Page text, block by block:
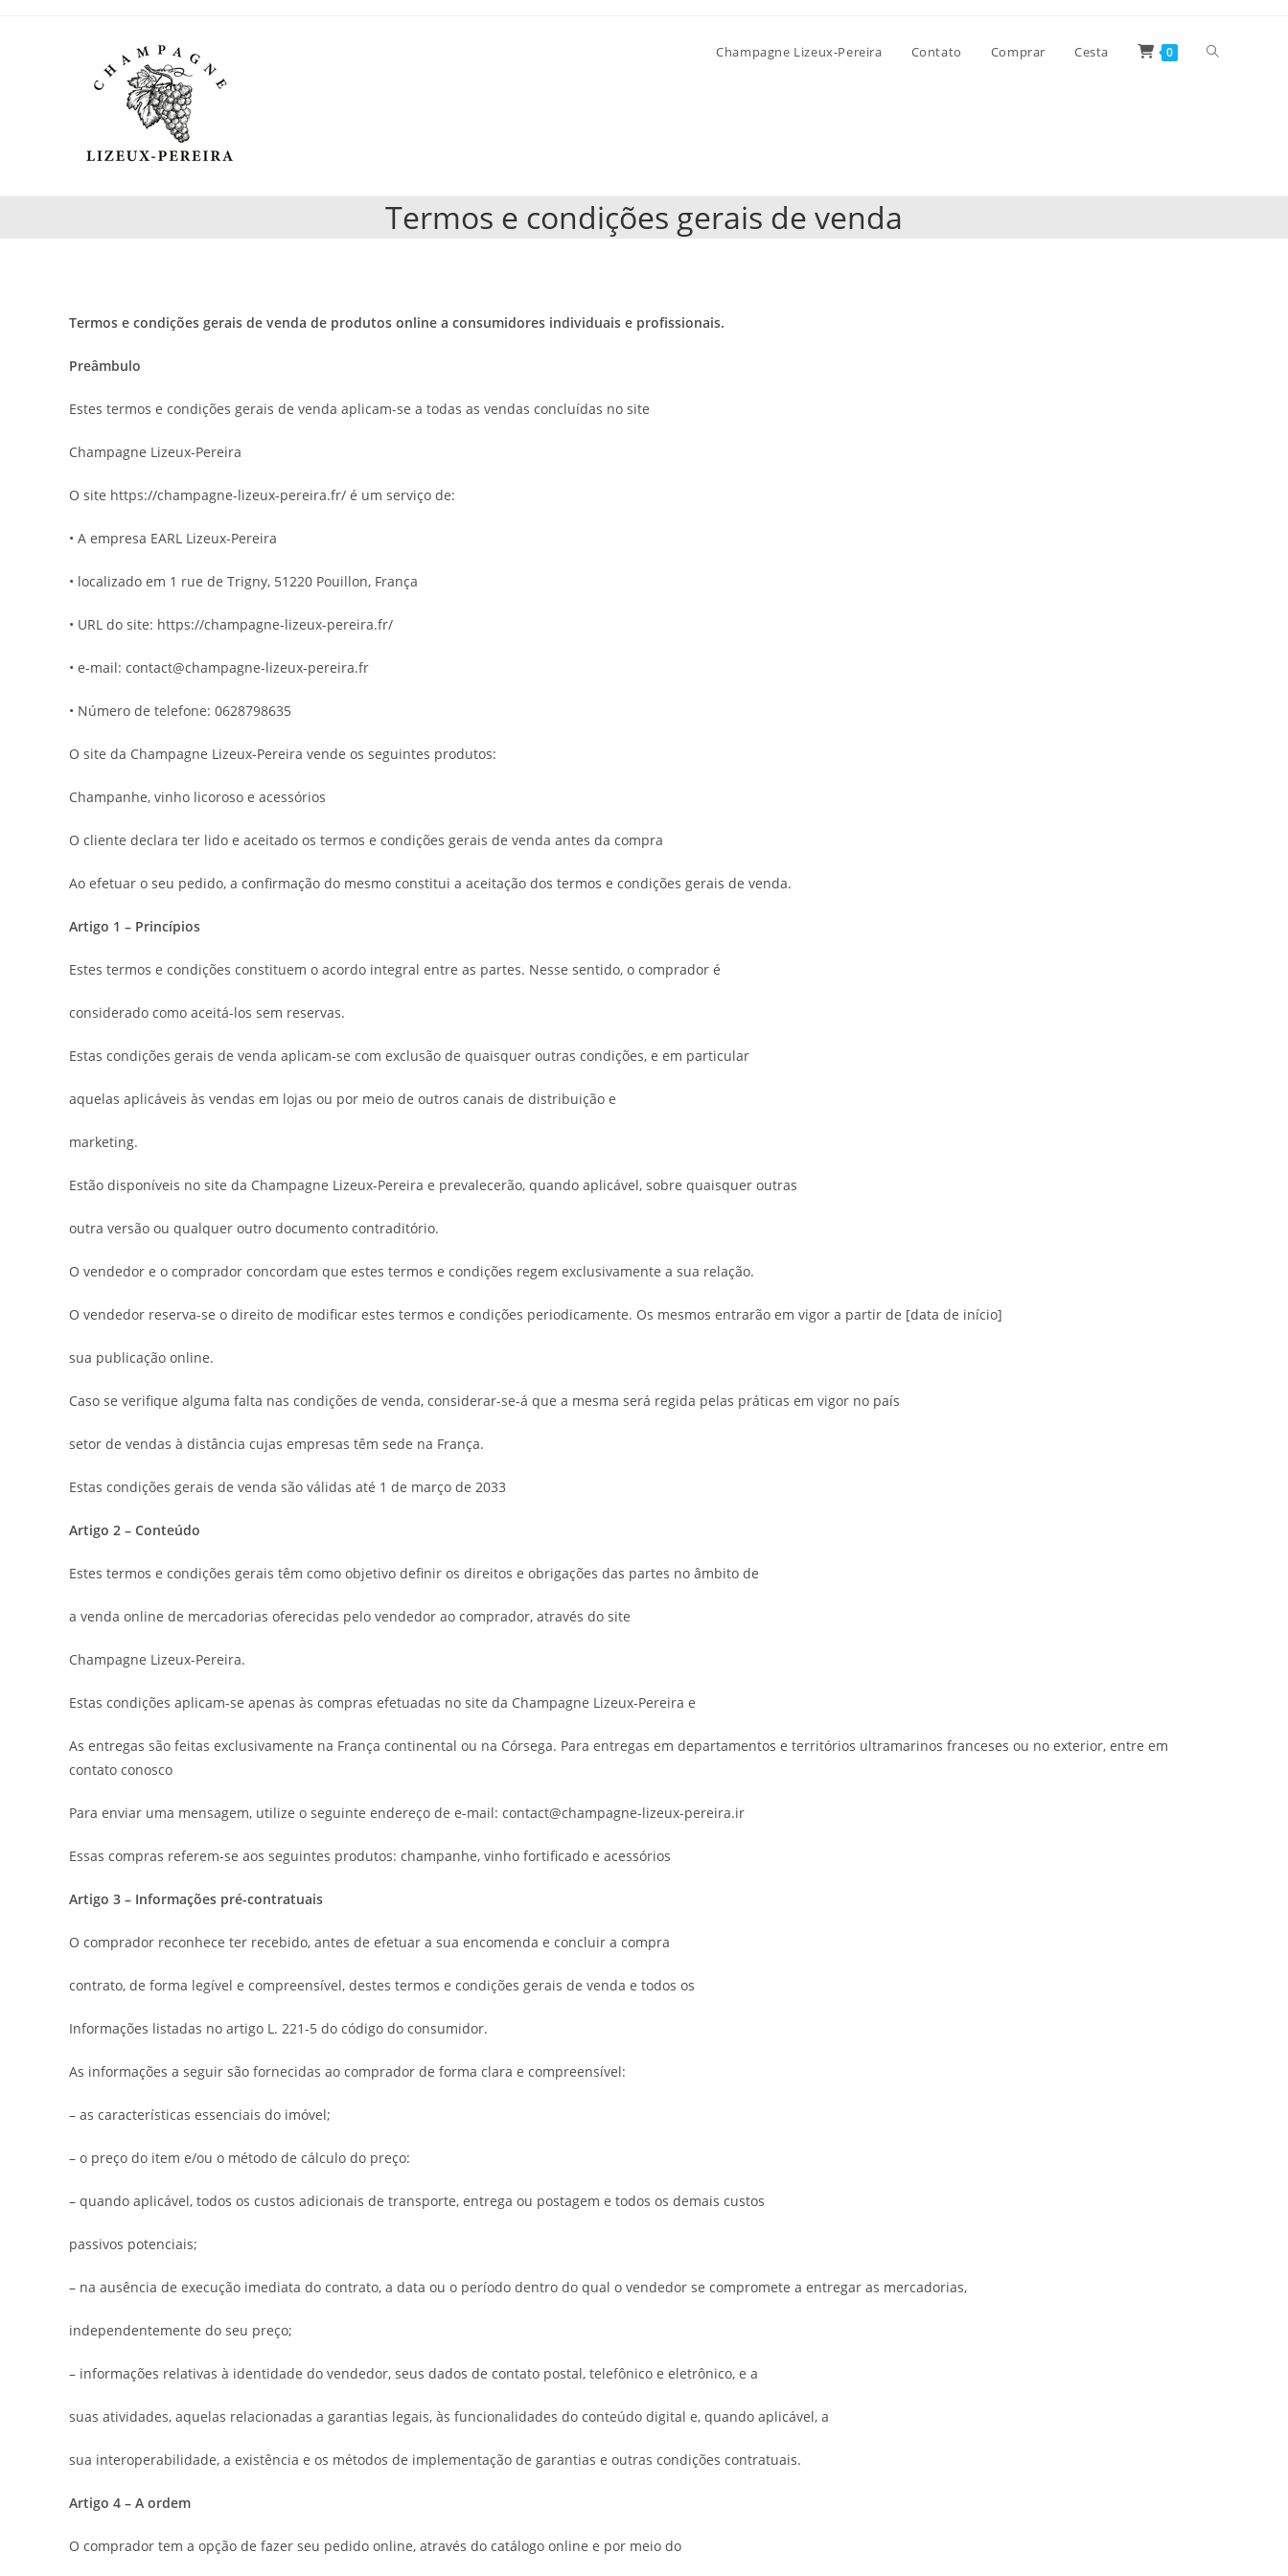
Champagne Lizeux-Pereira Contato Comprar Cesta 0 Alternar
Termos e condições gerais de venda
Termos e condições gerais de venda de produtos online a consumidores individuais e profissionais.
Preâmbulo
Estes termos e condições gerais de venda aplicam-se a todas as vendas concluídas no site
Champagne Lizeux-Pereira
O site https://champagne-lizeux-pereira.fr/ é um serviço de:
• A empresa EARL Lizeux-Pereira
• localizado em 1 rue de Trigny, 51220 Pouillon, França
• URL do site: https://champagne-lizeux-pereira.fr/
• e-mail: contact@champagne-lizeux-pereira.fr
• Número de telefone: 0628798635
O site da Champagne Lizeux-Pereira vende os seguintes produtos:
Champanhe, vinho licoroso e acessórios
O cliente declara ter lido e aceitado os termos e condições gerais de venda antes da compra
Ao efetuar o seu pedido, a confirmação do mesmo constitui a aceitação dos termos e condições gerais de venda.
Artigo 1 – Princípios
Estes termos e condições constituem o acordo integral entre as partes. Nesse sentido, o comprador é
considerado como aceitá-los sem reservas.
Estas condições gerais de venda aplicam-se com exclusão de quaisquer outras condições, e em particular
aquelas aplicáveis ​​às vendas em lojas ou por meio de outros canais de distribuição e
marketing.
Estão disponíveis no site da Champagne Lizeux-Pereira e prevalecerão, quando aplicável, sobre quaisquer outras
outra versão ou qualquer outro documento contraditório.
O vendedor e o comprador concordam que estes termos e condições regem exclusivamente a sua relação.
O vendedor reserva-se o direito de modificar estes termos e condições periodicamente. Os mesmos entrarão em vigor a partir de [data de início]
sua publicação online.
Caso se verifique alguma falta nas condições de venda, considerar-se-á que a mesma será regida pelas práticas em vigor no país
setor de vendas à distância cujas empresas têm sede na França.
Estas condições gerais de venda são válidas até 1 de março de 2033
Artigo 2 – Conteúdo
Estes termos e condições gerais têm como objetivo definir os direitos e obrigações das partes no âmbito de
a venda online de mercadorias oferecidas pelo vendedor ao comprador, através do site
Champagne Lizeux-Pereira.
Estas condições aplicam-se apenas às compras efetuadas no site da Champagne Lizeux-Pereira e
As entregas são feitas exclusivamente na França continental ou na Córsega. Para entregas em departamentos e territórios ultramarinos franceses ou no exterior, entre em
contato conosco
Para enviar uma mensagem, utilize o seguinte endereço de e-mail: contact@champagne-lizeux-pereira.ir
Essas compras referem-se aos seguintes produtos: champanhe, vinho fortificado e acessórios
Artigo 3 – Informações pré-contratuais
O comprador reconhece ter recebido, antes de efetuar a sua encomenda e concluir a compra
contrato, de forma legível e compreensível, destes termos e condições gerais de venda e todos os
Informações listadas no artigo L. 221-5 do código do consumidor.
As informações a seguir são fornecidas ao comprador de forma clara e compreensível:
– as características essenciais do imóvel;
– o preço do item e/ou o método de cálculo do preço:
– quando aplicável, todos os custos adicionais de transporte, entrega ou postagem e todos os demais custos
passivos potenciais;
– na ausência de execução imediata do contrato, a data ou o período dentro do qual o vendedor se compromete a entregar as mercadorias,
independentemente do seu preço;
– informações relativas à identidade do vendedor, seus dados de contato postal, telefônico e eletrônico, e a
suas atividades, aquelas relacionadas a garantias legais, às funcionalidades do conteúdo digital e, quando aplicável, a
sua interoperabilidade, a existência e os métodos de implementação de garantias e outras condições contratuais.
Artigo 4 – A ordem
O comprador tem a opção de fazer seu pedido online, através do catálogo online e por meio do